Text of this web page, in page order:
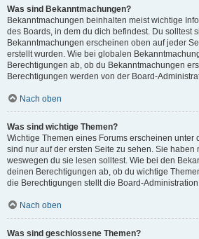
Was sind Bekanntmachungen?
Bekanntmachungen beinhalten meist wichtige
des Boards, in dem du dich befindest. Du solltest
Bekanntmachungen erscheinen oben auf jeder
erstellt wurden. Wie bei globalen
Berechtigungen ab, ob du Bekanntmachungen
Berechtigungen werden von der Board-
Nach oben
Was sind wichtige Themen?
Wichtige Themen eines Forums erscheinen unter
sind nur auf der ersten Seite zu sehen. Sie haben
weswegen du sie lesen solltest. Wie bei den
deinen Berechtigungen ab, ob du wichtige
die Berechtigungen stellt die Board-
Nach oben
Was sind geschlossene Themen?